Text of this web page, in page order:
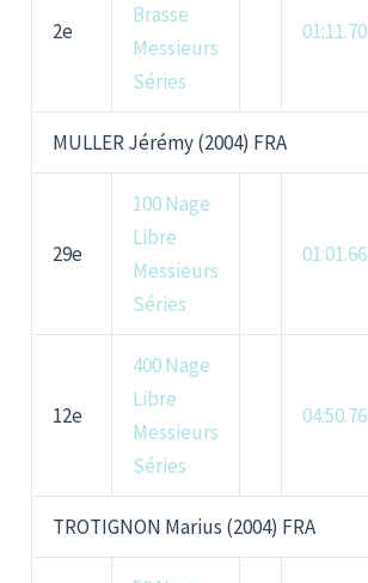
2e
Brasse
Messieurs
Séries
01:11.70
MULLER Jérémy (2004) FRA
29e
100 Nage
Libre
Messieurs
Séries
01:01.66
12e
400 Nage
Libre
Messieurs
Séries
04:50.76
TROTIGNON Marius (2004) FRA